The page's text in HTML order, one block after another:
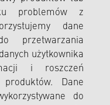
problemów z
dane
przetwarzania
użytkownika
i roszczeń
produktów. Dane
do